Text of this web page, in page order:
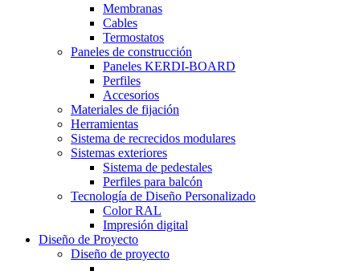
Membranas
Cables
Termostatos
Paneles de construcción
Paneles KERDI-BOARD
Perfiles
Accesorios
Materiales de fijación
Herramientas
Sistema de recrecidos modulares
Sistemas exteriores
Sistema de pedestales
Perfiles para balcón
Tecnología de Diseño Personalizado
Color RAL
Impresión digital
Diseño de Proyecto
Diseño de proyecto